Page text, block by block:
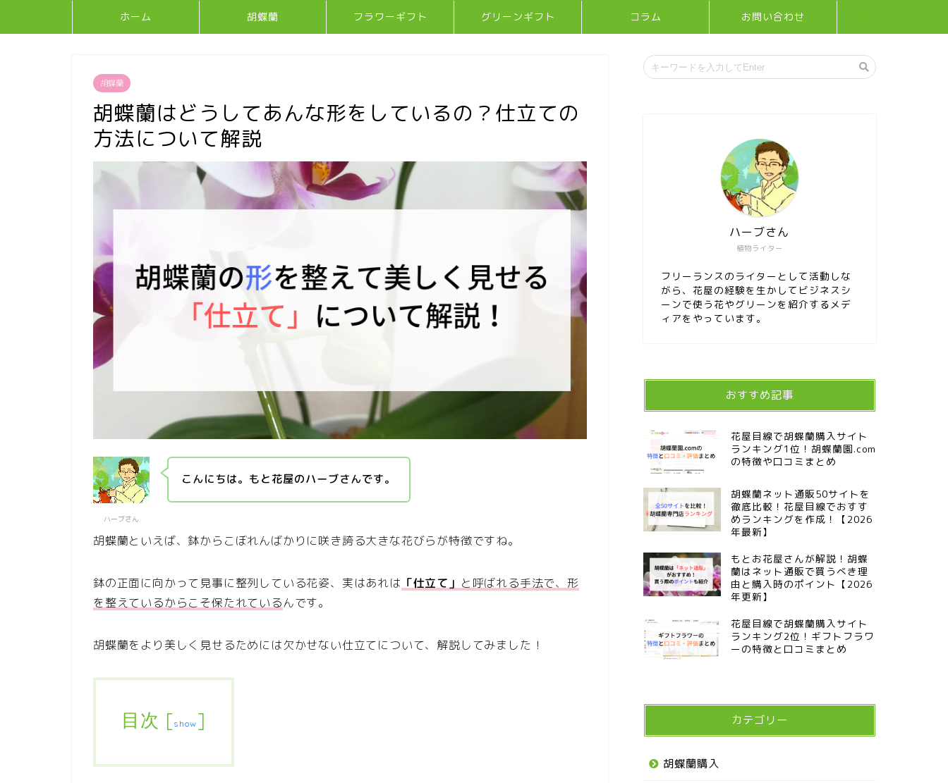
ホーム 胡蝶蘭 フラワーギフト グリーンギフト コラム お問い合わせ
胡蝶蘭
胡蝶蘭はどうしてあんな形をしているの？仕立ての
方法について解説
ハーブさん
こんにちは。もと花屋のハーブさんです。
胡蝶蘭といえば、鉢からこぼれんばかりに咲き誇る大きな花びらが特徴ですね。
鉢の正面に向かって見事に整列している花姿、実はあれは 「仕立て」 と呼ばれる手法で、形
を整えているからこそ保たれているんです。
胡蝶蘭をより美しく見せるためには欠かせない仕立てについて、解説してみました！
目次 [show ]
植物ライター
ハーブさん
フリーランスのライターとして活動しな
がら、花屋の経験を生かしてビジネスシ
ーンで使う花やグリーンを紹介するメデ
ィアをやっています。
おすすめ記事
花屋目線で胡蝶蘭購入サイト
ランキング1位！胡蝶蘭園.com
の特徴や口コミまとめ
胡蝶蘭ネット通販50サイトを
徹底比較！花屋目線でおすす
めランキングを作成！【2026
年最新】
もとお花屋さんが解説！胡蝶
蘭はネット通販で買うべき理
由と購入時のポイント【2026
年更新】
花屋目線で胡蝶蘭購入サイト
ランキング2位！ギフトフラワ
ーの特徴と口コミまとめ
カテゴリー
胡蝶蘭購入